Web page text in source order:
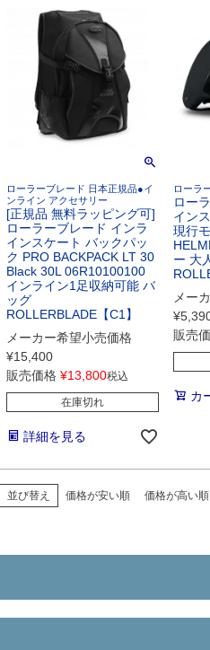
ローラーブレード 日本正規品●イ
ンライン アクセサリー
[正規品 無料ラッピング可]
ローラーブレード インラ
インスケート バックパッ
ク PRO BACKPACK LT 30
Black 30L 06R10100100
インライン1足収納可能 バ
ッグ
ROLLERBLADE【C1】
メーカー希望小売価格
¥15,400
販売価格 ¥13,800税込
在庫切れ
詳細を見る
ローラ
ロー
イン
現行
ー 大
メー
¥
販売
カ
並び替え 価格が安い順 価格が高い順